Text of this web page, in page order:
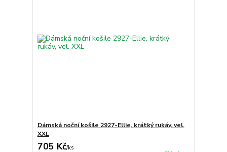
Dámská noční košile 2927-Ellie, krátký rukáv, vel.
XXL
705 Kč/ks